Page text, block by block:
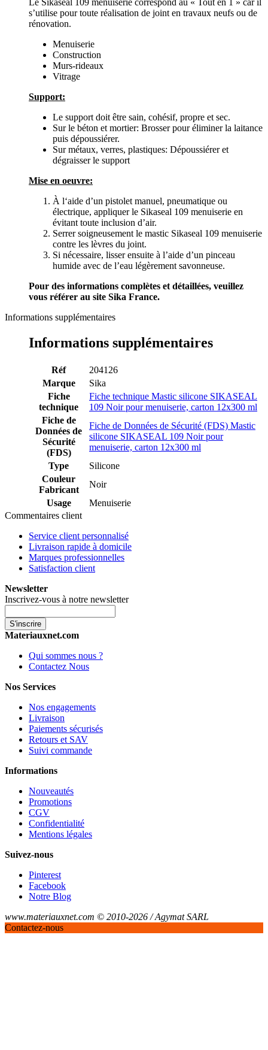
Le Sikaseal 109 menuiserie correspond au « Tout en 1 » car il
s’utilise pour toute réalisation de joint en travaux neufs ou de
rénovation.
Menuiserie
Construction
Murs-rideaux
Vitrage
Support:
Le support doit être sain, cohésif, propre et sec.
Sur le béton et mortier: Brosser pour éliminer la laitance
puis dépoussiérer.
Sur métaux, verres, plastiques: Dépoussiérer et
dégraisser le support
Mise en oeuvre:
À l‘aide d’un pistolet manuel, pneumatique ou
électrique, appliquer le Sikaseal 109 menuiserie en
évitant toute inclusion d’air.
Serrer soigneusement le mastic Sikaseal 109 menuiserie
contre les lèvres du joint.
Si nécessaire, lisser ensuite à l’aide d’un pinceau
humide avec de l’eau légèrement savonneuse.
Pour des informations complètes et détaillées, veuillez
vous référer au site Sika France.
Informations supplémentaires
Informations supplémentaires
Réf
204126
Marque
Sika
Fiche
technique
Fiche technique Mastic silicone SIKASEAL
109 Noir pour menuiserie, carton 12x300 ml
Fiche de
Données de
Sécurité
(FDS)
Fiche de Données de Sécurité (FDS) Mastic
silicone SIKASEAL 109 Noir pour
menuiserie, carton 12x300 ml
Type
Silicone
Couleur
Fabricant
Noir
Usage
Menuiserie
Commentaires client
Service client personnalisé
Livraison rapide à domicile
Marques professionnelles
Satisfaction client
Newsletter
Inscrivez-vous à notre newsletter
S'inscrire
Materiauxnet.com
Qui sommes nous ?
Contactez Nous
Nos Services
Nos engagements
Livraison
Paiements sécurisés
Retours et SAV
Suivi commande
Informations
Nouveautés
Promotions
CGV
Confidentialité
Mentions légales
Suivez-nous
Pinterest
Facebook
Notre Blog
www.materiauxnet.com © 2010-2026 / Agymat SARL
Contactez-nous